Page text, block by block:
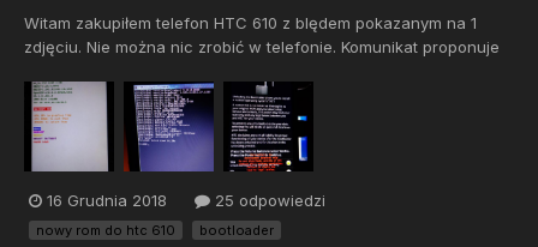
Witam zakupiłem telefon HTC 610 z blędem pokazanym na 1
zdjęciu. Nie można nic zrobić w telefonie. Komunikat proponuje
pojawia się spowrotem momentalnie. Gorąca prośbą do
forumowiczów, Jak mogę sobie z tym poradzić. Chyba
najlepszym...
16 Grudnia 2018 25 odpowiedzi
nowy rom do htc 610 bootloader